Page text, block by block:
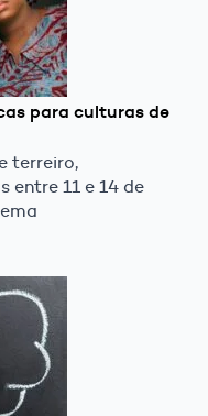
para culturas de
terreiro,
entre 11 e 14 de